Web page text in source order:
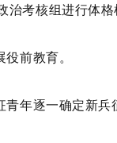
考核组进行体格
前教育。
青年逐一确定新兵